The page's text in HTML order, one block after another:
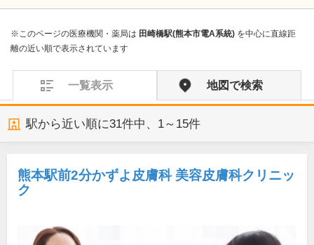
※このページの医療機関・薬局は 田崎橋駅(熊本市電A系統) を中心に直線距
離の近い順で表示されています
一覧表示 地図で検索
駅から近い順に31件中、 1～15件
熊本駅前2分かずよ皮膚科 美容皮膚科クリニッ
ク